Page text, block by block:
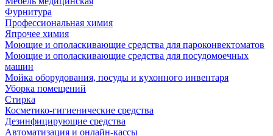
Фурнитура
Профессиональная химия
Япрочее химия
Моющие и ополаскивающие средства для пароконвектоматов
Моющие и ополаскивающие средства для посудомоечных
машин
Мойка оборудования, посуды и кухонного инвентаря
Уборка помещений
Стирка
Косметико-гигиенические средства
Дезинфицирующие средства
Автоматизация и онлайн-кассы